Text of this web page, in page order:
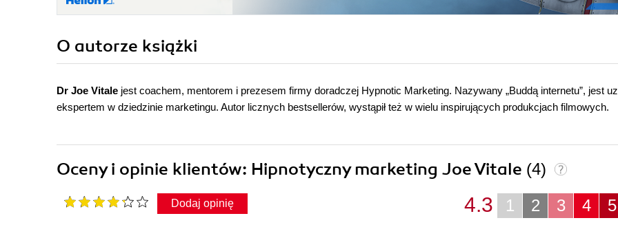
O autorze książki
Dr Joe Vitale jest coachem, mentorem i prezesem firmy doradczej Hypnotic Marketing. Nazywany „Buddą internetu”, jest
ekspertem w dziedzinie marketingu. Autor licznych bestsellerów, wystąpił też w wielu inspirujących produkcjach filmowych.
Oceny i opinie klientów: Hipnotyczny marketing Joe Vitale (4)
Dodaj opinię 5
4
3
2
1
4.3